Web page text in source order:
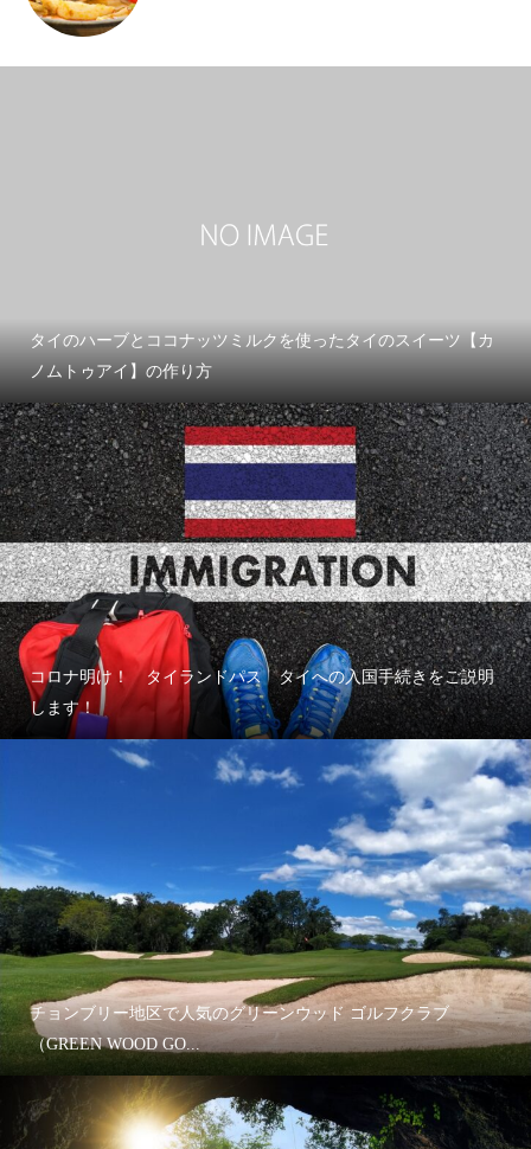
タイのハーブとココナッツミルクを使ったタイのスイーツ【カ
ノムトゥアイ】の作り方
コロナ明け！ タイランドパス タイへの入国手続きをご説明
します！
チョンブリー地区で人気のグリーンウッド ゴルフクラブ
（GREEN WOOD GO...